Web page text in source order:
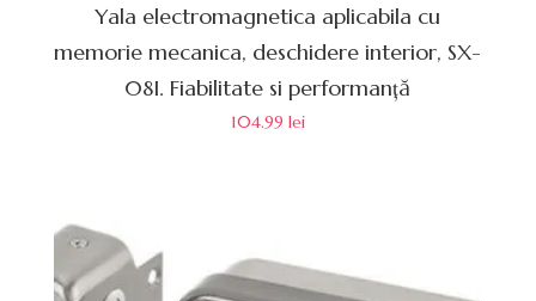
Yala electromagnetica aplicabila cu
memorie mecanica, deschidere interior, SX-
08I. Fiabilitate si performanță
104.99 lei